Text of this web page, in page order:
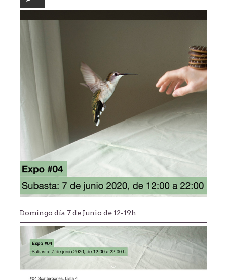
Domingo día 7 de Junio de 12-19h